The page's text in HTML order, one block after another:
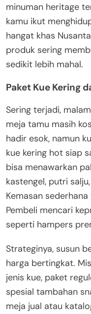
minuman heritage
kamu ikut
hangat khas
produk sering
sedikit lebih mahal.
Paket Kue Kering
Sering terjadi,
meja tamu masih
hadir esok, namun
kue kering hot siap
bisa menawarkan
kastengel, putri
Kemasan
Pembeli mencari
seperti hampers
Strateginya, susun
harga bertingkat.
jenis kue, paket
spesial tambahan
meja jual atau